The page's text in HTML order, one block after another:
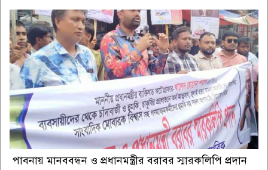
পাবনায় মানববন্ধন ও প্রধানমন্ত্রীর বরাবর স্মারকলিপি প্রদান